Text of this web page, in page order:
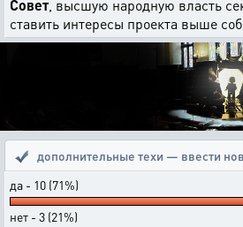
Совет, высшую народную власть
ставить интересы проекта выше
дополнительные техи — ввести
да - 10 (71%)
нет - 3 (21%)